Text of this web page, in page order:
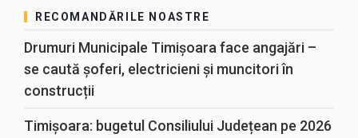
RECOMANDĂRILE NOASTRE
Drumuri Municipale Timișoara face angajări –
se caută șoferi, electricieni și muncitori în
construcții
Timișoara: bugetul Consiliului Județean pe 2026